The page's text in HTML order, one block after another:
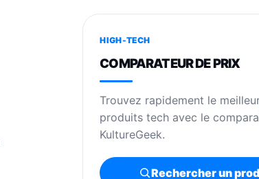
HIGH-TECH
COMPARATEUR DE PRIX
Trouvez rapidement le
produits tech avec le
KultureGeek.
Rechercher un